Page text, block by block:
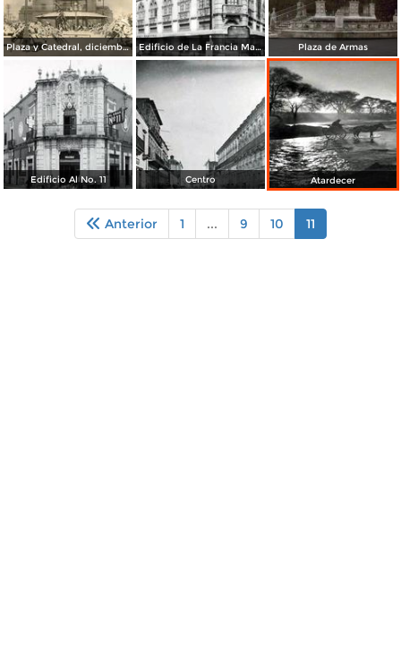
Plaza y Catedral, diciembre de 1925 Edificio de La Francia Marítima Plaza de Armas
Edificio Al No. 11 Centro Atardecer
Anterior 1 ... 9 10 11